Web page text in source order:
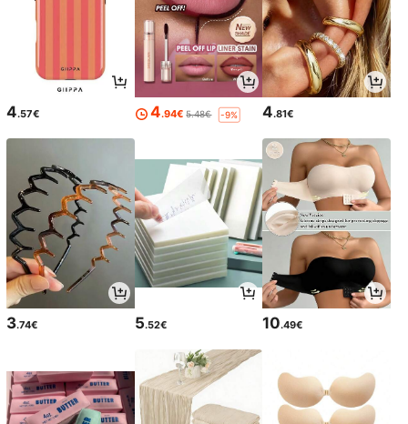
4.57€ 4.94€ 5.48€ -9% 4.81€
3.74€ 5.52€ 10.49€